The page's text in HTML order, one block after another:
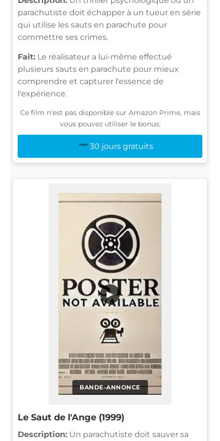
parachutiste doit échapper à un tueur en série
qui utilise les sauts en parachute pour
commettre ses crimes.
Fait: Le réalisateur a lui-même effectué
plusieurs sauts en parachute pour mieux
comprendre et capturer l'essence de
l'expérience.
Ce film n'est pas disponible sur Amazon Prime, mais
vous pouvez utiliser le bonus:
30 jours gratuits
BANDE-ANNONCE
▶
Le Saut de l'Ange (1999)
Description: Un parachutiste doit sauver sa